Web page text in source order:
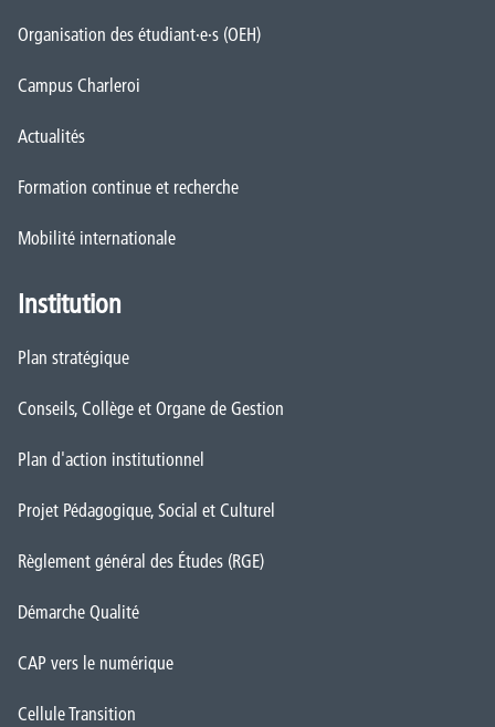
Organisation des étudiant·e·s (OEH)
Campus Charleroi
Actualités
Formation continue et recherche
Mobilité internationale
Institution
Plan stratégique
Conseils, Collège et Organe de Gestion
Plan d'action institutionnel
Projet Pédagogique, Social et Culturel
Règlement général des Études (RGE)
Démarche Qualité
CAP vers le numérique
Cellule Transition